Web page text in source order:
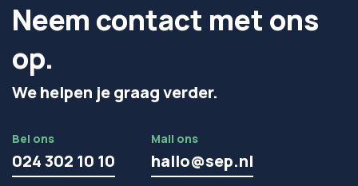
Neem contact met ons
op.
We helpen je graag verder.
Bel ons
024 302 10 10
Mail ons
hallo@sep.nl